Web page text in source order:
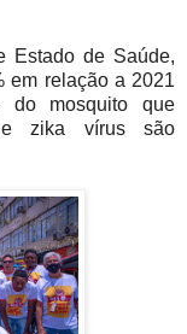
Estado de Saúde,
em relação a 2021
mosquito que
e zika vírus são